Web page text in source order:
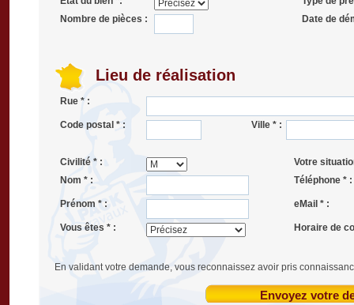
Nombre de pièces :
Date de
Lieu de réalisation
Rue * :
Code postal * : Ville * :
Civilité * :
Votre
Nom * :
Téléphone * :
Prénom * : eMail * :
Vous êtes * : Horaire de
En validant votre demande, vous reconnaissez avoir pris
Envoyez votre